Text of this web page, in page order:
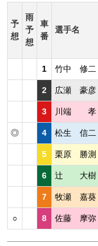
予
想
雨
予
想
車
番
選手名
1 竹中 修二
2 広瀬 豪彦
3 川端 孝
◎ 4 松生 信二
5 栗原 勝測
6 辻 大樹
7 牧瀬 嘉葵
○ 8 佐藤 摩弥